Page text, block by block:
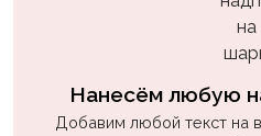
Нанесём любую
Добавим любой текст на
Сладости